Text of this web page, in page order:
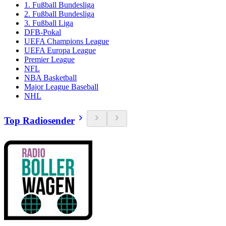
1. Fußball Bundesliga
2. Fußball Bundesliga
3. Fußball Liga
DFB-Pokal
UEFA Champions League
UEFA Europa League
Premier League
NFL
NBA Basketball
Major League Baseball
NHL
Top Radiosender